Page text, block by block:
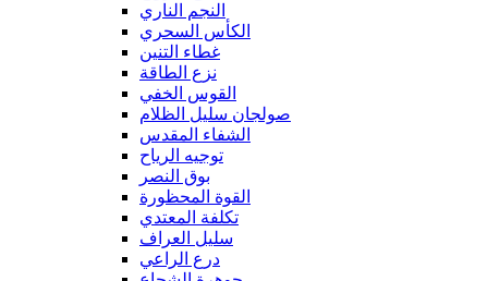
النجم الناري
الكأس السحري
غطاء التنين
نزع الطاقة
القوس الخفي
صولجان سليل الظلام
الشفاء المقدس
توجيه الرياح
بوق النصر
القوة المحظورة
تكلفة المعتدي
سليل العراف
درع الراعي